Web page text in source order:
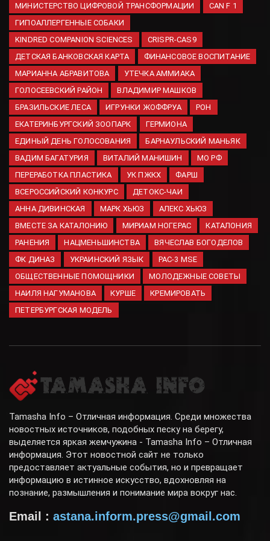
җитәкчеләрен алыштырган
05.08.2026
Яна Лантратова: Молодежные
советы появятся во всех
регионах РФ
05.08.2026
Теперь это закон. Сроки
гаражной амнистии
официально изменились
05.08.2026
МИНИСТЕРСТВО ЦИФРОВОЙ ТРАНСФОРМАЦИИ
CAN F 1
ГИПОАЛЛЕРГЕННЫЕ СОБАКИ
KINDRED COMPANION SCIENCES
CRISPR-CAS9
ДЕТСКАЯ БАНКОВСКАЯ КАРТА
ФИНАНСОВОЕ ВОСПИТАНИЕ
МАРИАННА АБРАВИТОВА
УТЕЧКА АММИАКА
ГОЛОСЕЕВСКИЙ РАЙОН
ВЛАДИМИР МАШКОВ
БРАЗИЛЬСКИЕ ЛЕСА
ИГРУНКИ ЖОФФРУА
РОН
ЕКАТЕРИНБУРГСКИЙ ЗООПАРК
ГЕРМИОНА
ЕДИНЫЙ ДЕНЬ ГОЛОСОВАНИЯ
БАРНАУЛЬСКИЙ МАНЬЯК
ВАДИМ БАГАТУРИЯ
ВИТАЛИЙ МАНИШИН
МО РФ
ПЕРЕРАБОТКА ПЛАСТИКА
УК ПЖКХ
ФАРШ
ВСЕРОССИЙСКИЙ КОНКУРС
ДЕТОКС-ЧАИ
АННА ДИВИНСКАЯ
МАРК ХЬЮЗ
АЛЕКС ХЬЮЗ
ВМЕСТЕ ЗА КАТАЛОНИЮ
МИРИАМ НОГЕРАС
КАТАЛОНИЯ
РАНЕНИЯ
НАЦМЕНЬШИНСТВА
ВЯЧЕСЛАВ БОГОДЕЛОВ
ФК ДИНАЗ
УКРАИНСКИЙ ЯЗЫК
PAC-3 MSE
ОБЩЕСТВЕННЫЕ ПОМОЩНИКИ
МОЛОДЕЖНЫЕ СОВЕТЫ
НАИЛЯ НАГУМАНОВА
КУРШЕ
КРЕМИРОВАТЬ
ПЕТЕРБУРГСКАЯ МОДЕЛЬ
Tamasha Info – Отличная информация. Среди множества
новостных источников, подобных песку на берегу,
выделяется яркая жемчужина - Tamasha Info – Отличная
информация. Этот новостной сайт не только
предоставляет актуальные события, но и превращает
информацию в истинное искусство, вдохновляя на
познание, размышления и понимание мира вокруг нас.
Email : astana.inform.press@gmail.com